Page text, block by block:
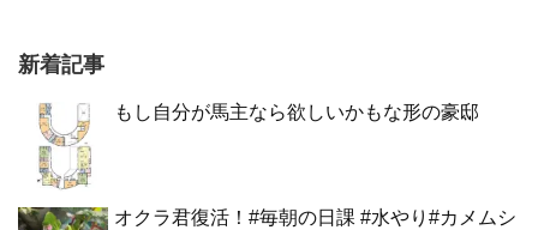
新着記事
もし自分が馬主なら欲しいかもな形の豪邸
オクラ君復活！#毎朝の日課 #水やり#カメムシ